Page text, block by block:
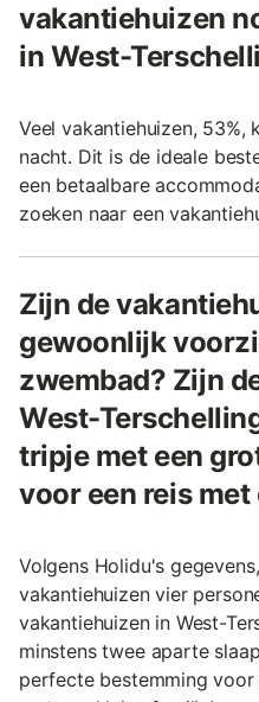
vakantiehuizen
in West-
Veel vakantiehuizen, 53%,
nacht. Dit is de ideale
een betaalbare
zoeken naar een
Zijn de
gewoonlijk
zwembad? Zijn
West-
tripje met een
voor een reis
Volgens Holidu's
vakantiehuizen vier
vakantiehuizen in West-
minstens twee aparte
perfecte bestemming